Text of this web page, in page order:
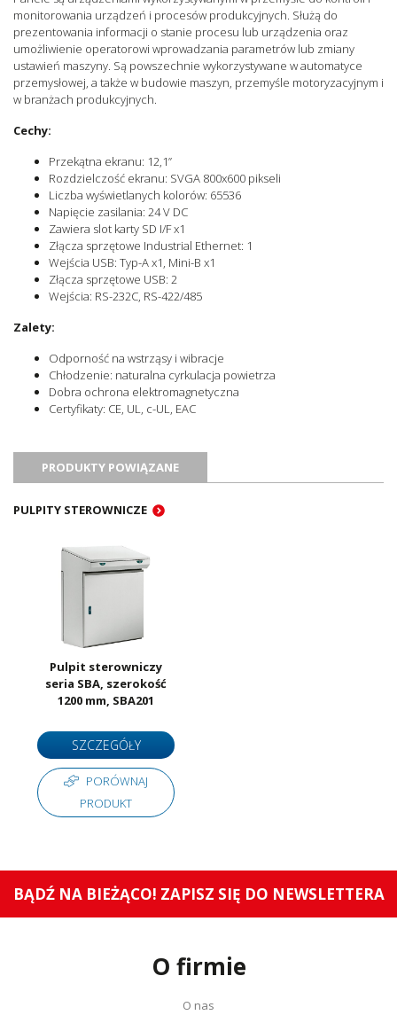
Do strefy Ex 2
Tak
Do strefy Ex 22
Tak
Jednostka sprzedażowa
Sztuki
monitorowania urządzeń i procesów produkcyjnych. Służą do
prezentowania informacji o stanie procesu lub urządzenia oraz
umożliwienie operatorowi wprowadzania parametrów lub zmiany
ustawień maszyny. Są powszechnie wykorzystywane w automatyce
przemysłowej, a także w budowie maszyn, przemyśle motoryzacyjnym i
w branżach produkcyjnych.
Cechy:
Przekątna ekranu: 12,1”
Rozdzielczość ekranu: SVGA 800x600 pikseli
Liczba wyświetlanych kolorów: 65536
Napięcie zasilania: 24 V DC
Zawiera slot karty SD I/F x1
Złącza sprzętowe Industrial Ethernet: 1
Wejścia USB: Typ-A x1, Mini-B x1
Złącza sprzętowe USB: 2
Wejścia: RS-232C, RS-422/485
Zalety:
Odporność na wstrząsy i wibracje
Chłodzenie: naturalna cyrkulacja powietrza
Dobra ochrona elektromagnetyczna
Certyfikaty: CE, UL, c-UL, EAC
PRODUKTY POWIĄZANE
PULPITY STEROWNICZE
Pulpit sterowniczy
seria SBA, szerokość
1200 mm, SBA201
SZCZEGÓŁY
PORÓWNAJ
PRODUKT
BĄDŹ NA BIEŻĄCO! ZAPISZ SIĘ DO NEWSLETTERA
O firmie
O nas